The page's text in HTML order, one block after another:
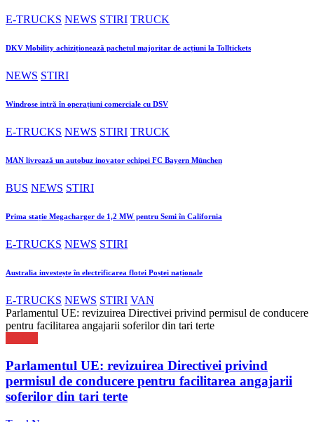
E-TRUCKS NEWS STIRI TRUCK
DKV Mobility achiziționează pachetul majoritar de acțiuni la Tolltickets
NEWS STIRI
Windrose intră în operațiuni comerciale cu DSV
E-TRUCKS NEWS STIRI TRUCK
MAN livrează un autobuz inovator echipei FC Bayern München
BUS NEWS STIRI
Prima stație Megacharger de 1,2 MW pentru Semi în California
E-TRUCKS NEWS STIRI
Australia investește în electrificarea flotei Poștei naționale
E-TRUCKS NEWS STIRI VAN
Parlamentul UE: revizuirea Directivei privind permisul de conducere
pentru facilitarea angajarii soferilor din tari terte
Parlamentul UE: revizuirea Directivei privind
permisul de conducere pentru facilitarea angajarii
soferilor din tari terte